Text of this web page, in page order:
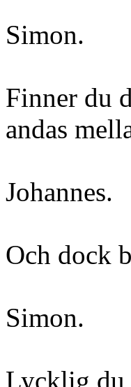
Simon.
Finner du
andas
Johannes.
Och dock
Simon.
Lycklig du